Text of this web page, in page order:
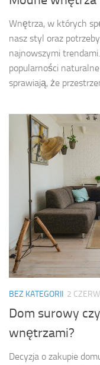
Wnętrza, w których
nasz styl oraz
najnowszymi
popularności
sprawiają, że
BEZ KATEGORII 2
Dom surowy
wnętrzami?
Decyzja o zakupie